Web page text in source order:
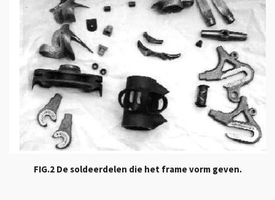
FIG.2 De soldeerdelen die het frame vorm geven.